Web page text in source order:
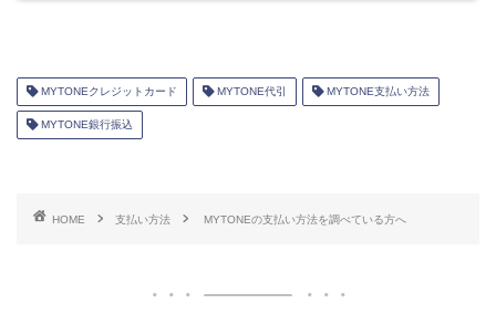
MYTONEクレジットカード MYTONE代引 MYTONE支払い方法
MYTONE銀行振込
HOME 支払い方法 MYTONEの支払い方法を調べている方へ